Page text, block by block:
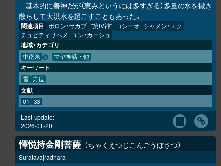
基本的に善神だが（恵みというには多すぎる）多量の水を撒き
散らして大洪水を起こすこともあった。
関連項目 ボロン・ザカブ "第IV神" コシーオ シャメン・エク
チュピティリペメ
ユン・カーシュ
地域・カテゴリ
中南米 マヤ神話・他
キーワード
雷 方位
文献
01 33
Last-update:
2026-01-20
懌悦持金剛菩薩 ちゃくえつじこんごうぼさつ
Suratavajradhara